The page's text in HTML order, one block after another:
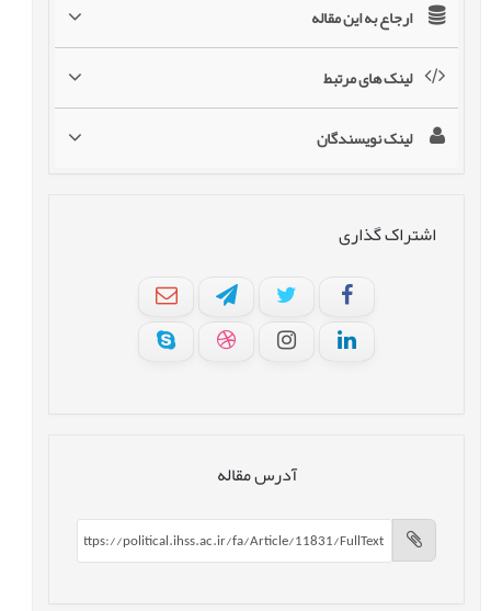
ارجاع به این مقاله
لینک های مرتبط
لینک نویسندگان
اشتراک گذاری
آدرس مقاله